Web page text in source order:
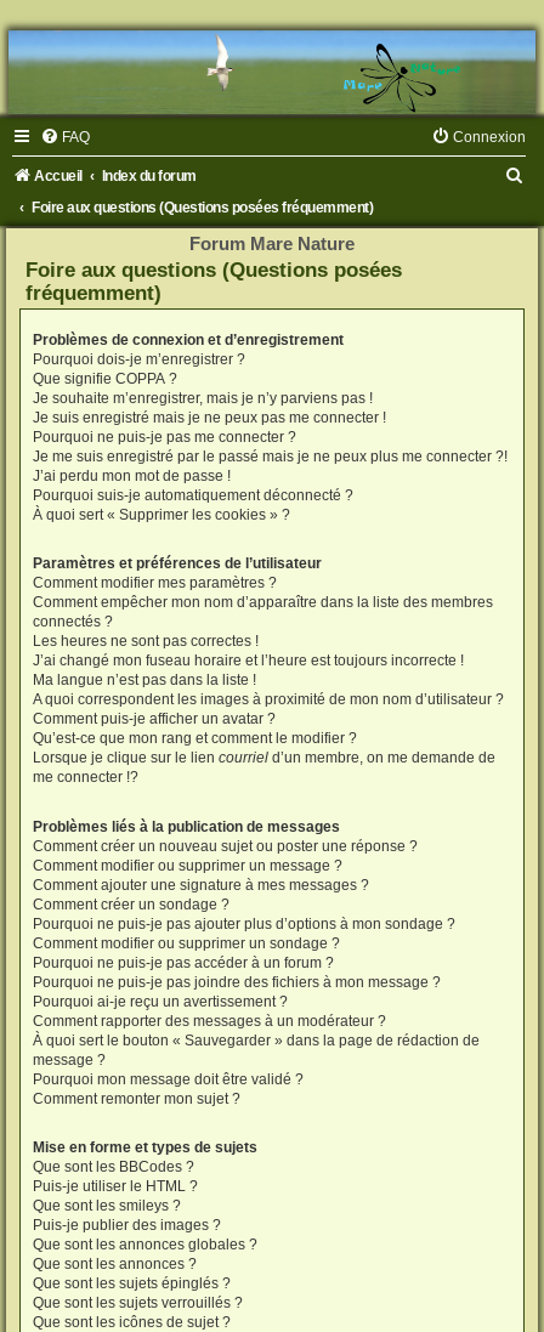
FAQ Connexion
Accueil
Index du forum
Foire aux questions (Questions posées fréquemment)
Forum Mare Nature
Foire aux questions (Questions posées
fréquemment)
Problèmes de connexion et d’enregistrement
Pourquoi dois-je m’enregistrer ?
Que signifie COPPA ?
Je souhaite m’enregistrer, mais je n’y parviens pas !
Je suis enregistré mais je ne peux pas me connecter !
Pourquoi ne puis-je pas me connecter ?
Je me suis enregistré par le passé mais je ne peux plus me connecter ?!
J’ai perdu mon mot de passe !
Pourquoi suis-je automatiquement déconnecté ?
À quoi sert « Supprimer les cookies » ?
Paramètres et préférences de l’utilisateur
Comment modifier mes paramètres ?
Comment empêcher mon nom d’apparaître dans la liste des membres
connectés ?
Les heures ne sont pas correctes !
J’ai changé mon fuseau horaire et l’heure est toujours incorrecte !
Ma langue n’est pas dans la liste !
A quoi correspondent les images à proximité de mon nom d’utilisateur ?
Comment puis-je afficher un avatar ?
Qu’est-ce que mon rang et comment le modifier ?
Lorsque je clique sur le lien courriel d’un membre, on me demande de
me connecter !?
Problèmes liés à la publication de messages
Comment créer un nouveau sujet ou poster une réponse ?
Comment modifier ou supprimer un message ?
Comment ajouter une signature à mes messages ?
Comment créer un sondage ?
Pourquoi ne puis-je pas ajouter plus d’options à mon sondage ?
Comment modifier ou supprimer un sondage ?
Pourquoi ne puis-je pas accéder à un forum ?
Pourquoi ne puis-je pas joindre des fichiers à mon message ?
Pourquoi ai-je reçu un avertissement ?
Comment rapporter des messages à un modérateur ?
À quoi sert le bouton « Sauvegarder » dans la page de rédaction de
message ?
Pourquoi mon message doit être validé ?
Comment remonter mon sujet ?
Mise en forme et types de sujets
Que sont les BBCodes ?
Puis-je utiliser le HTML ?
Que sont les smileys ?
Puis-je publier des images ?
Que sont les annonces globales ?
Que sont les annonces ?
Que sont les sujets épinglés ?
Que sont les sujets verrouillés ?
Que sont les icônes de sujet ?